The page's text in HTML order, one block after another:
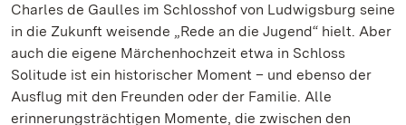
Charles de Gaulles im Schlosshof von Ludwigsburg seine
in die Zukunft weisende „Rede an die Jugend“ hielt. Aber
auch die eigene Märchenhochzeit etwa in Schloss
Solitude ist ein historischer Moment – und ebenso der
Ausflug mit den Freunden oder der Familie. Alle
erinnerungsträchtigen Momente, die zwischen den